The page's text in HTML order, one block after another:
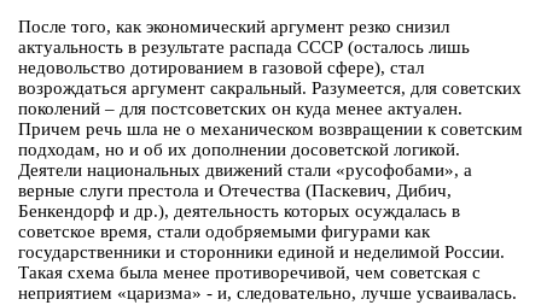
После того, как экономический аргумент резко снизил
актуальность в результате распада СССР (осталось лишь
недовольство дотированием в газовой сфере), стал
возрождаться аргумент сакральный. Разумеется, для советских
поколений – для постсоветских он куда менее актуален.
Причем речь шла не о механическом возвращении к советским
подходам, но и об их дополнении досоветской логикой.
Деятели национальных движений стали «русофобами», а
верные слуги престола и Отечества (Паскевич, Дибич,
Бенкендорф и др.), деятельность которых осуждалась в
советское время, стали одобряемыми фигурами как
государственники и сторонники единой и неделимой России.
Такая схема была менее противоречивой, чем советская с
неприятием «царизма» - и, следовательно, лучше усваивалась.